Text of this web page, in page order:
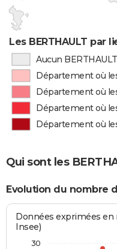
Les BERTHAULT par
Aucun
Département où
Département où
Département où
Département où
Qui sont les
Evolution du nombre
Données exprimées en
Insee)
30